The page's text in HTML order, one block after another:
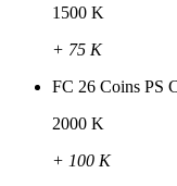
1500 K
+ 75 K
FC 26 Coins PS
2000 K
+ 100 K